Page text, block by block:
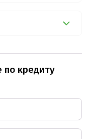
по кредиту